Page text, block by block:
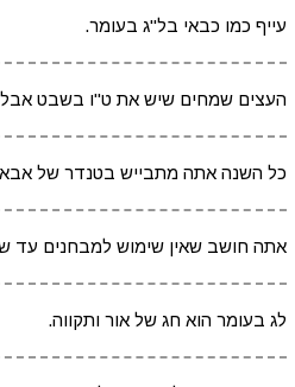
עייף כמו כבאי בל"ג בעומר.
העצים שמחים שיש את ט"ו בשבט
כל השנה אתה מתבייש בטנדר של
אתה חושב שאין שימוש למבחנים עד
לג בעומר הוא חג של אור ותקווה.